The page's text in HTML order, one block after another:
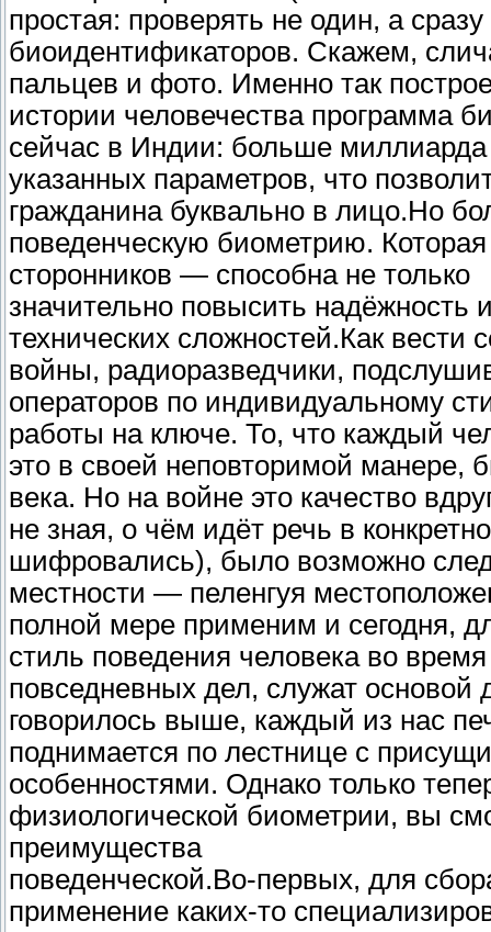
простая: проверять не один, а
биоидентификаторов. Скажем,
пальцев и фото. Именно так
истории человечества программа
сейчас в Индии: больше
указанных параметров, что
гражданина буквально в лицо.Но
поведенческую биометрию.
сторонников — способна не только
значительно повысить
технических сложностей.Как
войны, радиоразведчики,
операторов по индивидуальному
работы на ключе. То, что каждый
это в своей неповторимой манере,
века. Но на войне это качество
не зная, о чём идёт речь в
шифровались), было возможно
местности — пеленгуя
полной мере применим и сегодня,
стиль поведения человека во
повседневных дел, служат основой
говорилось выше, каждый из нас
поднимается по лестнице с
особенностями. Однако только
физиологической биометрии, вы
преимущества
поведенческой.Во-первых, для
применение каких-то